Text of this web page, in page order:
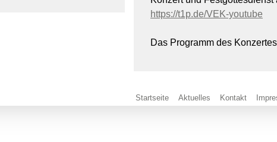
https://t1p.de/VEK-youtube
Das Programm des
Startseite Aktuelles Kontakt